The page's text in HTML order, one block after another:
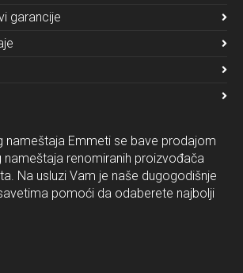
garancije
nameštaja Emmeti se bave prodajom
nameštaja renomiranih proizvođača
Na usluzi Vam je naše dugogodišnje
pomoći da odaberete najbolji